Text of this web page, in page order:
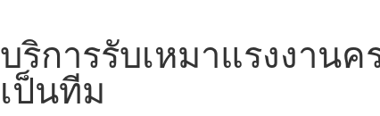
บริการรับเหมาแรงงาน
เป็นทีม